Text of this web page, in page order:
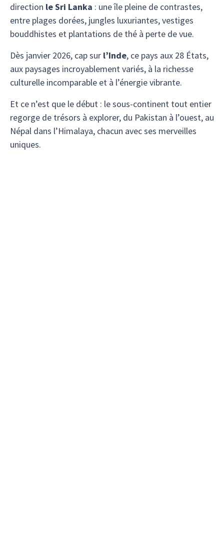
direction le Sri Lanka : une île pleine de contrastes,
entre plages dorées, jungles luxuriantes, vestiges
bouddhistes et plantations de thé à perte de vue.
Dès janvier 2026, cap sur l’Inde, ce pays aux 28 États,
aux paysages incroyablement variés, à la richesse
culturelle incomparable et à l’énergie vibrante.
Et ce n’est que le début : le sous-continent tout entier
regorge de trésors à explorer, du Pakistan à l’ouest, au
Népal dans l’Himalaya, chacun avec ses merveilles
uniques.